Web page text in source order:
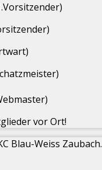
vor Ort!
Blau-Weiss Zaubach.